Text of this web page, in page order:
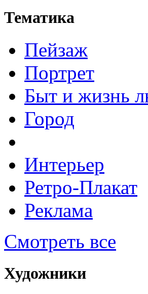
Тематика
Пейзаж
Портрет
Быт и жизнь
Город
Интерьер
Ретро-Плакат
Реклама
Смотреть все
Художники